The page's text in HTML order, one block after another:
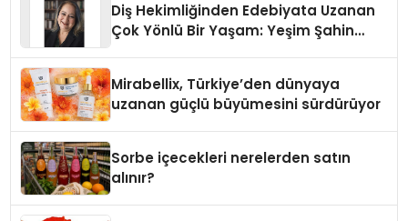
Diş Hekimliğinden Edebiyata Uzanan
Çok Yönlü Bir Yaşam: Yeşim Şahin
Mirabellix, Türkiye’den dünyaya
uzanan güçlü büyümesini sürdürüyor
Sorbe içecekleri nerelerden satın
alınır?